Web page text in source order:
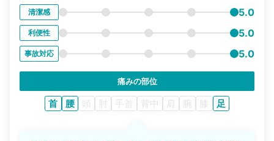
清潔感 5.0
利便性 5.0
事故対応 5.0
痛みの部位
首 腰 頭 肘 手首 背中 肩 腕 膝 足